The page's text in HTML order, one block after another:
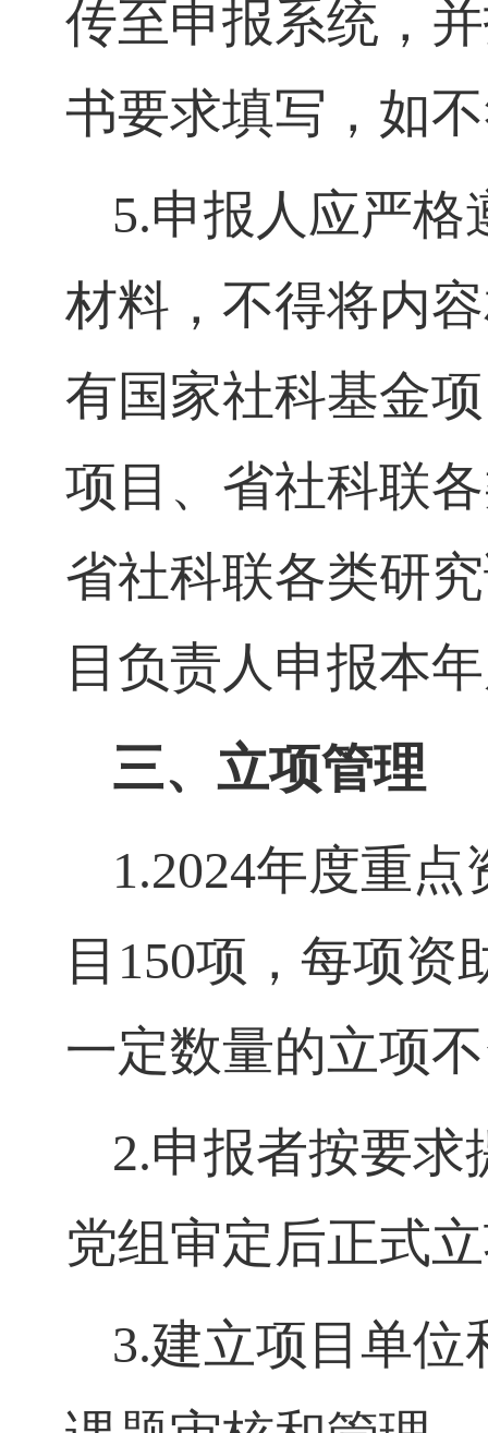
传至申报系统，
书要求填写，如
5.申报人应严格
材料，不得将内
有国家社科基金
项目、省社科联
省社科联各类研
目负责人申报本
三、立项管理
1.2024年度重点
目 150项，每项资
一定数量的立项
2.申报者按要求
党组审定后正式
3.建立项目单位